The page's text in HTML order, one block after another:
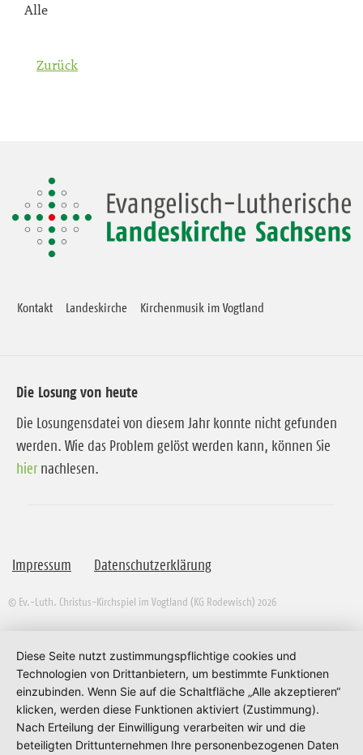
Alle
Zurück
Kontakt Landeskirche Kirchenmusik im Vogtland
Die Losung von heute
Die Losungensdatei von diesem Jahr konnte nicht gefunden
werden. Wie das Problem gelöst werden kann, können Sie
hier nachlesen.
Impressum Datenschutzerklärung
© Ev.-Luth. Christus-Kirchspiel im Vogtland (KG Rodewisch) 2026
Diese Seite nutzt zustimmungspflichtige cookies und
Technologien von Drittanbietern, um bestimmte Funktionen
einzubinden. Wenn Sie auf die Schaltfläche „Alle akzeptieren“
klicken, werden diese Funktionen aktiviert (Zustimmung).
Nach Erteilung der Einwilligung verarbeiten wir und die
beteiligten Drittunternehmen Ihre personenbezogenen Daten